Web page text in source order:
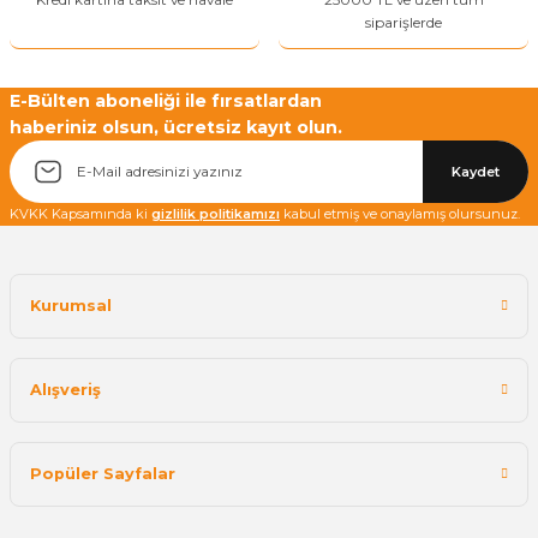
Yetkiliye Gönder
siparişlerde
E-Bülten aboneliği ile fırsatlardan
haberiniz olsun, ücretsiz kayıt olun.
Kaydet
KVKK Kapsamında ki gizlilik politikamızı kabul etmiş ve onaylamış olursunuz.
Kurumsal
Alışveriş
Popüler Sayfalar